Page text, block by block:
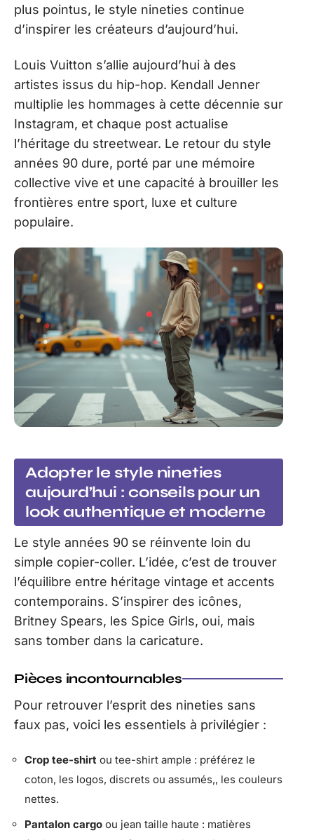
plus pointus, le style nineties continue
d’inspirer les créateurs d’aujourd’hui.
Louis Vuitton s’allie aujourd’hui à des
artistes issus du hip-hop. Kendall Jenner
multiplie les hommages à cette décennie sur
Instagram, et chaque post actualise
l’héritage du streetwear. Le retour du style
années 90 dure, porté par une mémoire
collective vive et une capacité à brouiller les
frontières entre sport, luxe et culture
populaire.
Adopter le style nineties
aujourd’hui : conseils pour un
look authentique et moderne
Le style années 90 se réinvente loin du
simple copier-coller. L’idée, c’est de trouver
l’équilibre entre héritage vintage et accents
contemporains. S’inspirer des icônes,
Britney Spears, les Spice Girls, oui, mais
sans tomber dans la caricature.
Pièces incontournables
Pour retrouver l’esprit des nineties sans
faux pas, voici les essentiels à privilégier :
Crop tee-shirt ou tee-shirt ample : préférez le
coton, les logos, discrets ou assumés,, les couleurs
nettes.
Pantalon cargo ou jean taille haute : matières